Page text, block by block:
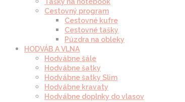
Cestovný program
Cestovné kufre
Cestovné tašky
Púzdra na obleky
HODVÁB A VLNA
Hodvábne šále
Hodvábne šatky
Hodvábne šatky Slim
Hodvábne kravaty
Hodvábne doplnky do vlasov